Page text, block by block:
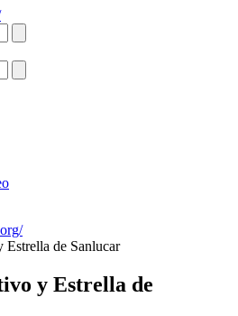
Estrella de Sanlucar
y Estrella de